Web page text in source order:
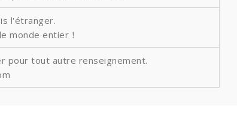
l'étranger.
monde entier！
pour tout autre renseignement.